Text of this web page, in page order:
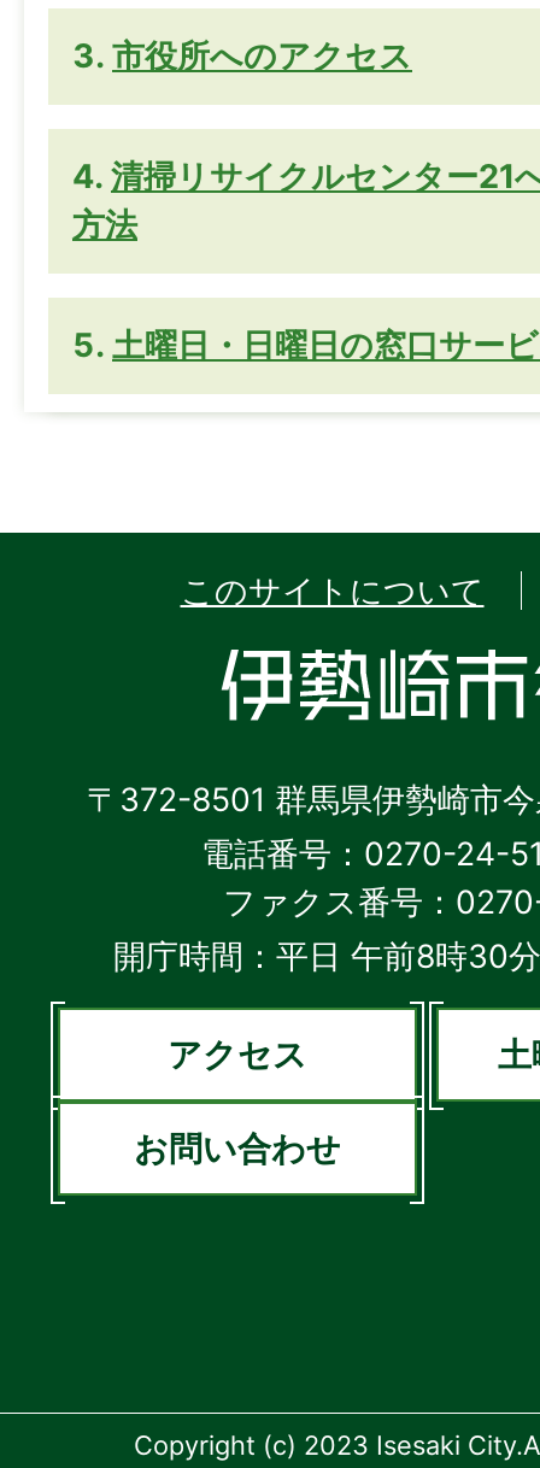
市役所へのアクセス
清掃リサイクルセンター21
方法
土曜日・日曜日の窓口サー
このサイトについて
〒372-8501 群馬県伊勢崎市
電話番号：0270-24-
ファクス番号：
開庁時間：平日 午前8時30
アクセス 土
お問い合わせ
Copyright (c) 2023 Isesaki